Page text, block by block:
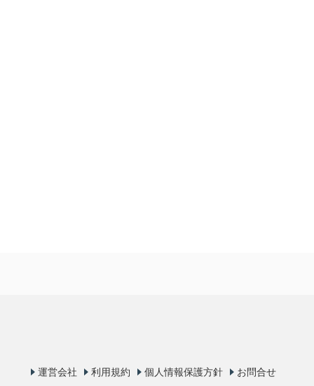
運営会社 利用規約 個人情報保護方針 お問合せ